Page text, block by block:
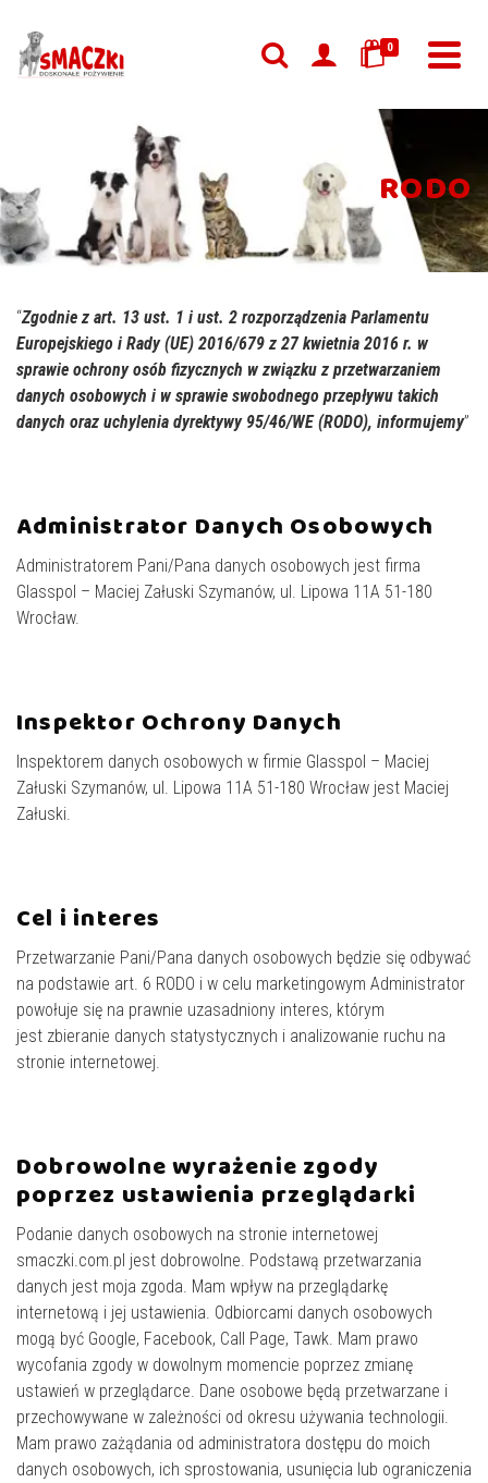
0
RODO
“Zgodnie z art. 13 ust. 1 i ust. 2 rozporządzenia Parlamentu
Europejskiego i Rady (UE) 2016/679 z 27 kwietnia 2016 r. w
sprawie ochrony osób fizycznych w związku z przetwarzaniem
danych osobowych i w sprawie swobodnego przepływu takich
danych oraz uchylenia dyrektywy 95/46/WE (RODO), informujemy”
Administrator Danych Osobowych
Administratorem Pani/Pana danych osobowych jest firma
Glasspol – Maciej Załuski Szymanów, ul. Lipowa 11A 51-180
Wrocław.
Inspektor Ochrony Danych
Inspektorem danych osobowych w firmie Glasspol – Maciej
Załuski Szymanów, ul. Lipowa 11A 51-180 Wrocław jest Maciej
Załuski.
Cel i interes
Przetwarzanie Pani/Pana danych osobowych będzie się odbywać
na podstawie art. 6 RODO i w celu marketingowym Administrator
powołuje się na prawnie uzasadniony interes, którym
jest zbieranie danych statystycznych i analizowanie ruchu na
stronie internetowej.
Dobrowolne wyrażenie zgody
poprzez ustawienia przeglądarki
Podanie danych osobowych na stronie internetowej
smaczki.com.pl jest dobrowolne. Podstawą przetwarzania
danych jest moja zgoda. Mam wpływ na przeglądarkę
internetową i jej ustawienia. Odbiorcami danych osobowych
mogą być Google, Facebook, Call Page, Tawk. Mam prawo
wycofania zgody w dowolnym momencie poprzez zmianę
ustawień w przeglądarce. Dane osobowe będą przetwarzane i
przechowywane w zależności od okresu używania technologii.
Mam prawo zażądania od administratora dostępu do moich
danych osobowych, ich sprostowania, usunięcia lub ograniczenia